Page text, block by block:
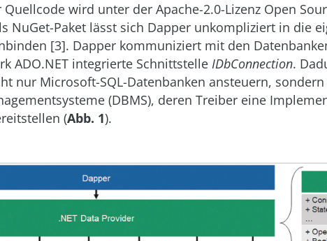
Quellcode wird unter der Apache-2.0-Lizenz Open
NuGet-Paket lässt sich Dapper unkompliziert in die
[3]. Dapper kommuniziert mit den
ADO.NET integrierte Schnittstelle IDbConnection.
nur Microsoft-SQL-Datenbanken ansteuern,
(DBMS), deren Treiber eine
(Abb. 1).